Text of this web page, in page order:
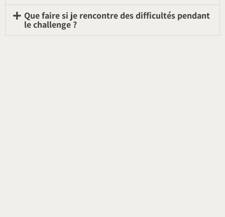
Que faire si je rencontre des difficultés pendant
le challenge ?